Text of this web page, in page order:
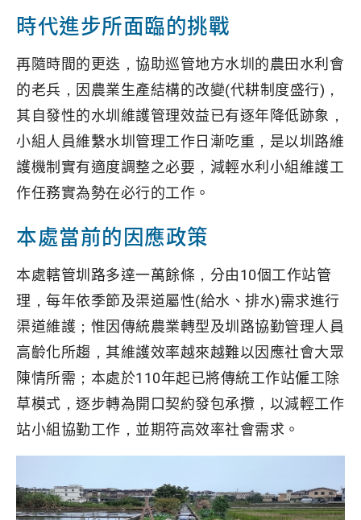
時代進步所面臨的挑戰
再隨時間的更迭，協助巡管地方水圳的農田水利會
的老兵，因農業生產結構的改變(代耕制度盛行)，
其自發性的水圳維護管理效益已有逐年降低跡象，
小組人員維繫水圳管理工作日漸吃重，是以圳路維
護機制實有適度調整之必要，減輕水利小組維護工
作任務實為勢在必行的工作。
本處當前的因應政策
本處轄管圳路多達一萬餘條，分由10個工作站管
理，每年依季節及渠道屬性(給水、排水)需求進行
渠道維護；惟因傳統農業轉型及圳路協勤管理人員
高齡化所趨，其維護效率越來越難以因應社會大眾
陳情所需；本處於110年起已將傳統工作站僱工除
草模式，逐步轉為開口契約發包承攬，以減輕工作
站小組協勤工作，並期符高效率社會需求。